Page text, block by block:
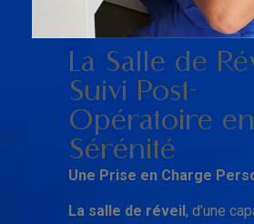
La Salle de
Suivi Post-
Opératoire
Sérénité
Une Prise en Charge
La salle de réveil , d’une